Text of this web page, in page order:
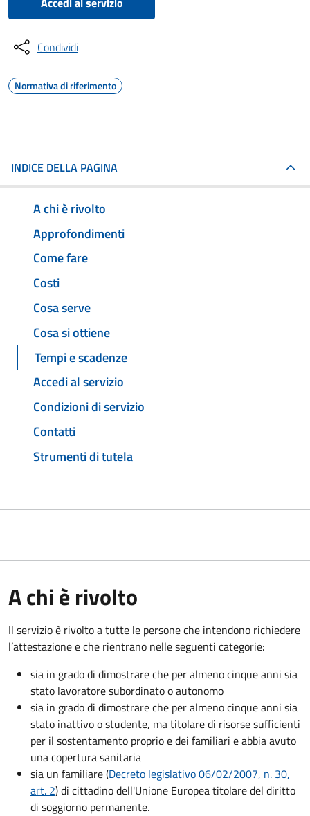
Condividi
Normativa di riferimento
INDICE DELLA PAGINA
A chi è rivolto
Approfondimenti
Come fare
Costi
Cosa serve
Cosa si ottiene
Tempi e scadenze
Accedi al servizio
Condizioni di servizio
Contatti
Strumenti di tutela
A chi è rivolto
Il servizio è rivolto a tutte le persone che intendono richiedere
l’attestazione e che rientrano nelle seguenti categorie:
sia in grado di dimostrare che per almeno cinque anni sia
stato lavoratore subordinato o autonomo
sia in grado di dimostrare che per almeno cinque anni sia
stato inattivo o studente, ma titolare di risorse sufficienti
per il sostentamento proprio e dei familiari e abbia avuto
una copertura sanitaria
sia un familiare (Decreto legislativo 06/02/2007, n. 30,
art. 2) di cittadino dell'Unione Europea titolare del diritto
di soggiorno permanente.